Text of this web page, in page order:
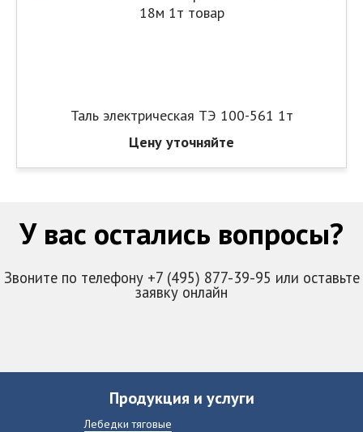
Таль электрическая ТЭ 100-561 1т
Цену уточняйте
У вас остались вопросы?
Звоните по телефону +7 (495) 877-39-95 или оставьте
заявку онлайн
Продукция и услуги
Лебедки тяговые